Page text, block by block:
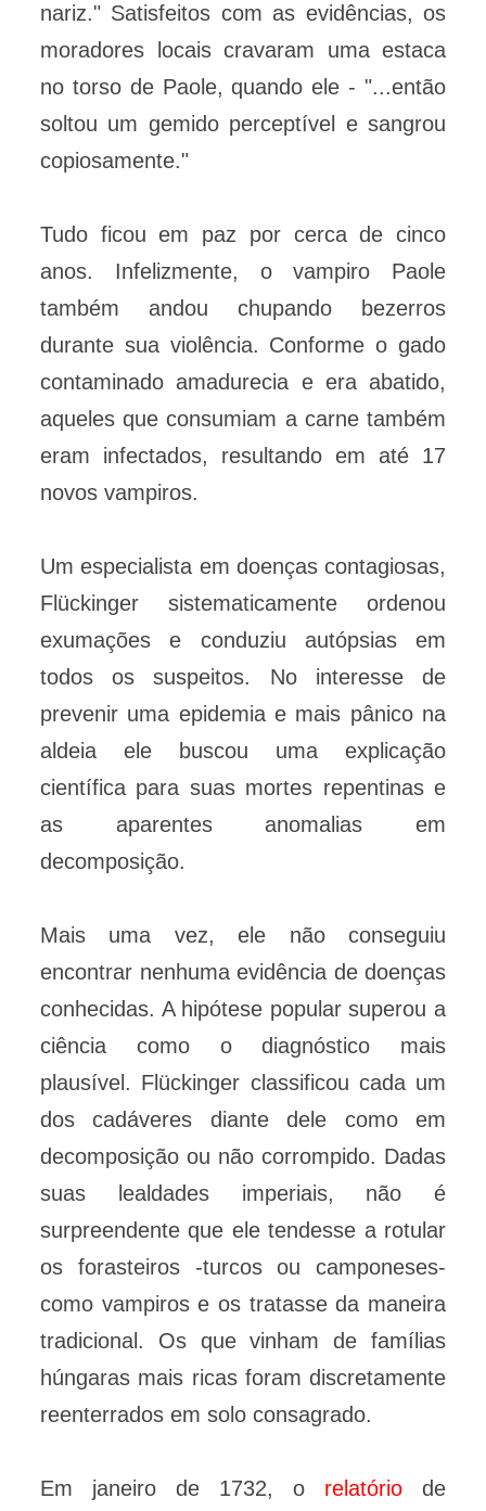
nariz." Satisfeitos com as evidências, os
moradores locais cravaram uma estaca
no torso de Paole, quando ele - "...então
soltou um gemido perceptível e sangrou
copiosamente."
Tudo ficou em paz por cerca de cinco
anos. Infelizmente, o vampiro Paole
também andou chupando bezerros
durante sua violência. Conforme o gado
contaminado amadurecia e era abatido,
aqueles que consumiam a carne também
eram infectados, resultando em até 17
novos vampiros.
Um especialista em doenças contagiosas,
Flückinger sistematicamente ordenou
exumações e conduziu autópsias em
todos os suspeitos. No interesse de
prevenir uma epidemia e mais pânico na
aldeia ele buscou uma explicação
científica para suas mortes repentinas e
as aparentes anomalias em
decomposição.
Mais uma vez, ele não conseguiu
encontrar nenhuma evidência de doenças
conhecidas. A hipótese popular superou a
ciência como o diagnóstico mais
plausível. Flückinger classificou cada um
dos cadáveres diante dele como em
decomposição ou não corrompido. Dadas
suas lealdades imperiais, não é
surpreendente que ele tendesse a rotular
os forasteiros -turcos ou camponeses-
como vampiros e os tratasse da maneira
tradicional. Os que vinham de famílias
húngaras mais ricas foram discretamente
reenterrados em solo consagrado.
Em janeiro de 1732, o relatório de